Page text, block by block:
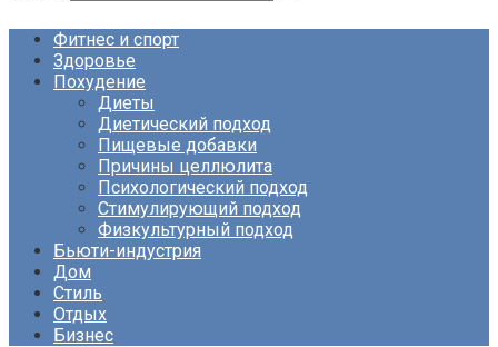
Фитнес и спорт
Здоровье
Похудение
Диеты
Диетический подход
Пищевые добавки
Причины целлюлита
Психологический подход
Стимулирующий подход
Физкультурный подход
Бьюти-индустрия
Дом
Стиль
Отдых
Бизнес